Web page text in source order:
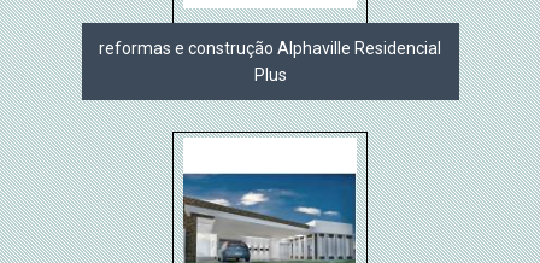
reformas e construção Alphaville Residencial
Plus